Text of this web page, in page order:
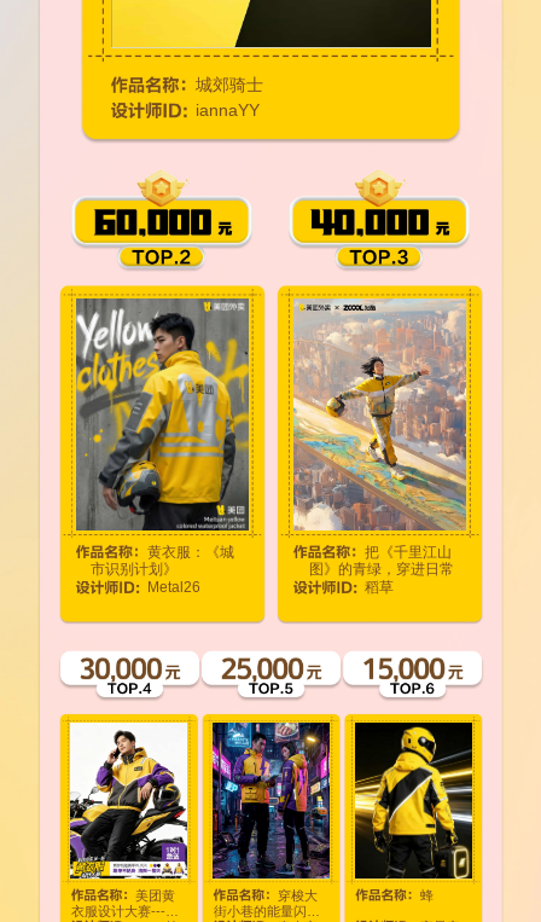
城郊骑士
iannaYY
黄衣服：《城
市识别计划》
Metal26
把《千里江山
图》的青绿，穿进日常
稻草
美团黄
衣服设计大赛---百
穿梭大
街小巷的能量闪
蜂